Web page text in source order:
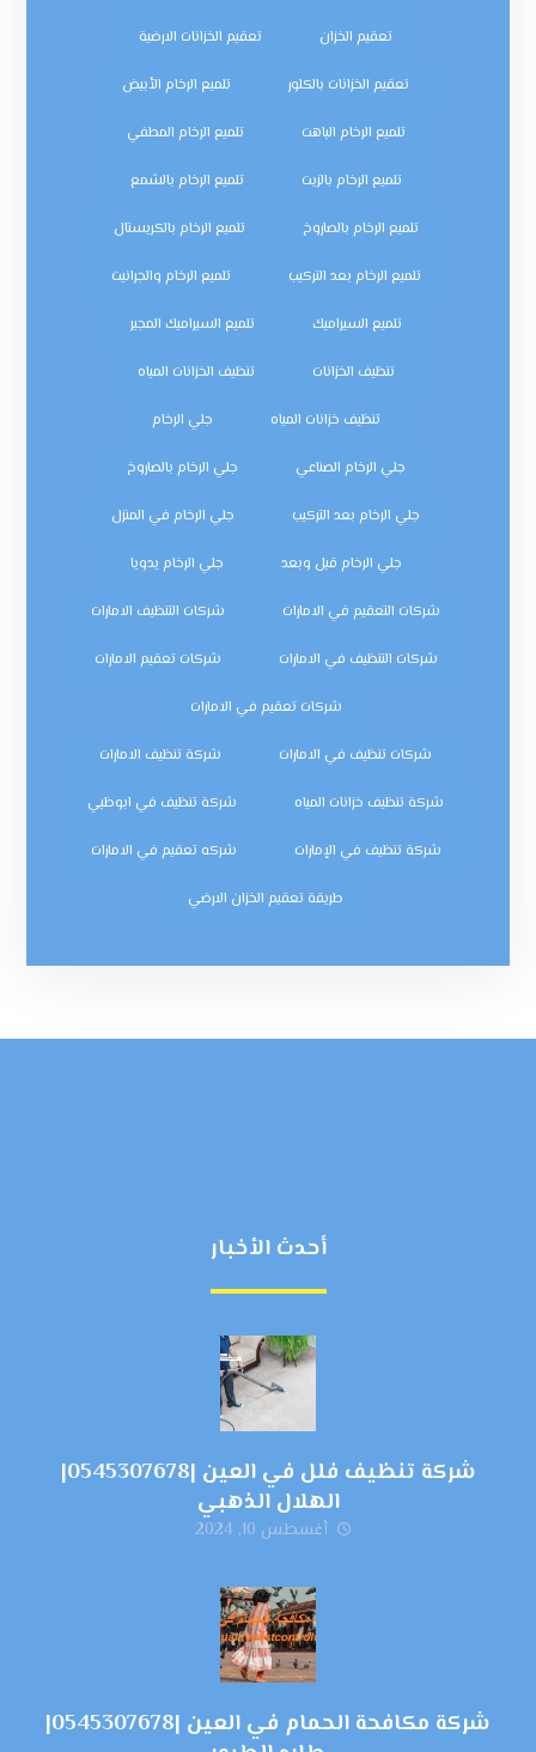
تعقيم الخزان تعقيم الخزانات الارضية
تعقيم الخزانات بالكلور تلميع الرخام الأبيض
تلميع الرخام الباهت تلميع الرخام المطفي
تلميع الرخام بالزيت تلميع الرخام بالشمع
تلميع الرخام بالصاروخ تلميع الرخام بالكريستال
تلميع الرخام بعد التركيب تلميع الرخام والجرانيت
تلميع السيراميك تلميع السيراميك المجير
تنظيف الخزانات تنظيف الخزانات المياه
تنظيف خزانات المياه جلي الرخام
جلي الرخام الصناعي جلي الرخام بالصاروخ
جلي الرخام بعد التركيب جلي الرخام في المنزل
جلي الرخام قبل وبعد جلي الرخام يدويا
شركات التعقيم في الامارات شركات التنظيف الامارات
شركات التنظيف في الامارات شركات تعقيم الامارات
شركات تعقيم في الامارات
شركات تنظيف في الامارات شركة تنظيف الامارات
شركة تنظيف خزانات المياه شركة تنظيف في ابوظبي
شركة تنظيف في الإمارات شركه تعقيم في الامارات
طريقة تعقيم الخزان الارضي
أحدث الأخبار
شركة تنظيف فلل في العين |0545307678|
الهلال الذهبي
أغسطس 10, 2024
شركة مكافحة الحمام في العين |0545307678|